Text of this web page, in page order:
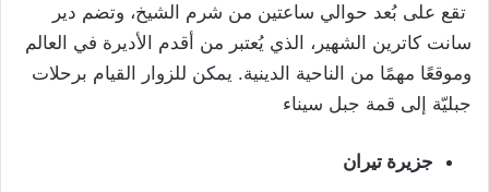
تقع على بُعد حوالي ساعتين من شرم الشيخ، وتضم دير
سانت كاترين الشهير، الذي يُعتبر من أقدم الأديرة في العالم
وموقعًا مهمًا من الناحية الدينية. يمكن للزوار القيام برحلات
جبليّة إلى قمة جبل سيناء
جزيرة تيران